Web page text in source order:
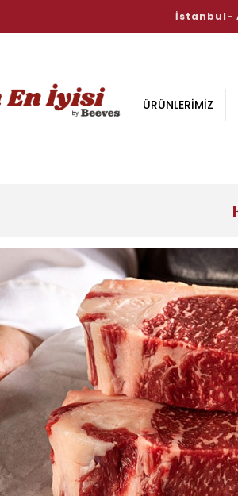
İstanbul- Ankara- Kocaeli |
ÜRÜNLERİMİZ